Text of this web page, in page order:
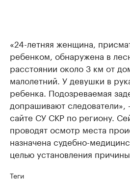
«24-летняя женщина,
ребенком, обнаружена в
расстоянии около 3 км от
малолетний. У девушки в
ребенка. Подозреваемая
допрашивают
сайте СУ СКР по региону.
проводят осмотр места
назначена судебно-
целью установления
Теги